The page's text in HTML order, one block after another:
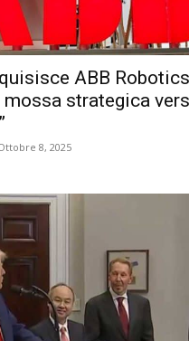
ABB
strategica
8, 2025